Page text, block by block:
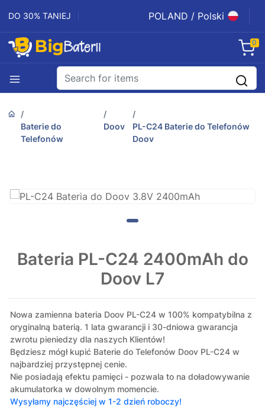
DO 30% TANIEJ POLAND / Polski
0
Baterie do
Telefonów
Doov
PL-C24 Baterie do Telefonów
Doov
Bateria PL-C24 2400mAh do
Doov L7
Nowa zamienna bateria Doov PL-C24 w 100% kompatybilna z
oryginalną baterią. 1 lata gwarancji i 30-dniowa gwarancja
zwrotu pieniedzy dla naszych Klientów!
Będziesz mógł kupić Baterie do Telefonów Doov PL-C24 w
najbardziej przystępnej cenie.
Nie posiadają efektu pamięci - pozwala to na doładowywanie
akumulatorka w dowolnym momencie.
Wysyłamy najczęściej w 1-2 dzień roboczy!